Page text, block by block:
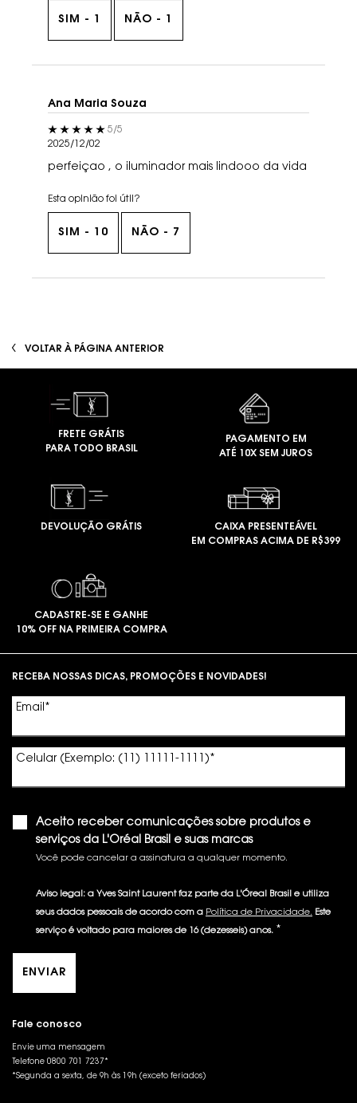
SIM - 1 NÃO - 1
Ana Maria Souza
5 out of 5 stars.5/5
2025/12/02
perfeiçao , o iluminador mais lindooo da vida
Esta opinião foi útil?
SIM - 10 NÃO - 7
VOLTAR À PÁGINA ANTERIOR
FRETE GRÁTIS
PARA TODO BRASIL
PAGAMENTO EM
ATÉ 10X SEM JUROS
DEVOLUÇÃO GRÁTIS
CAIXA PRESENTEÁVEL
EM COMPRAS ACIMA DE R$399
CADASTRE-SE E GANHE
10% OFF NA PRIMEIRA COMPRA
RECEBA NOSSAS DICAS, PROMOÇÕES E NOVIDADES!
Email *
Celular (Exemplo: (11) 11111-1111) *
Aceito receber comunicações sobre produtos e
serviços da L'Oréal Brasil e suas marcas
Você pode cancelar a assinatura a qualquer momento.​
Aviso legal: a Yves Saint Laurent faz parte da L'Óreal Brasil e utiliza
seus dados pessoais de acordo com a Política de Privacidade. Este
serviço é voltado para maiores de 16 (dezesseis) anos. *
ENVIAR
Fale conosco
Envie uma mensagem
Telefone 0800 701 7237*
*Segunda a sexta, de 9h às 19h (exceto feriados)